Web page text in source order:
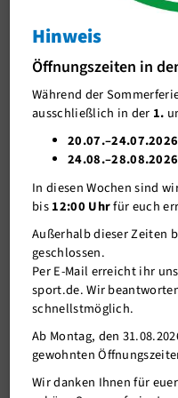
15.03.2021
J-Team
Stellenangebote
Förderverein me-sport e.V.
Mitgliederservice
Verantwortung
Hinweis
Öffnungszeiten in
Während der
ausschließlich in der 1.
20.07.–24.07.2026
24.08.–28.08.2026
In diesen Wochen sind
bis12:00 Uhrfür euch
Außerhalb dieser Zeiten
geschlossen.
Per E-Mail erreicht ihr
sport.de. Wir
schnellstmöglich.
Ab Montag, den
gewohnten
Wir danken Ihnen für